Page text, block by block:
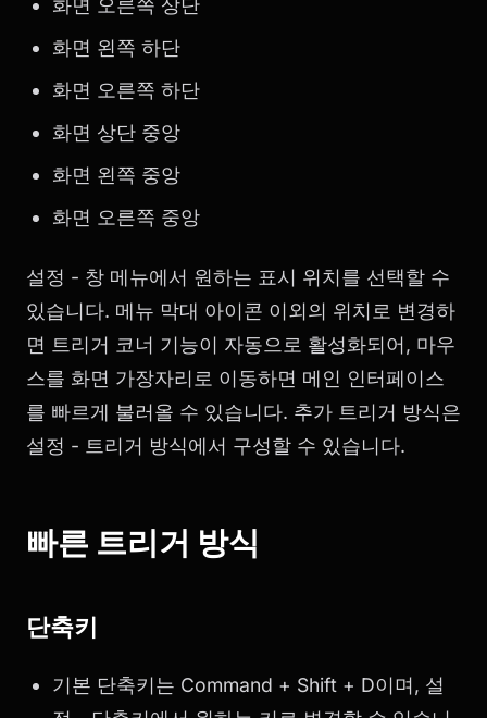
화면 오른쪽 상단
화면 왼쪽 하단
화면 오른쪽 하단
화면 상단 중앙
화면 왼쪽 중앙
화면 오른쪽 중앙
설정 - 창 메뉴에서 원하는 표시 위치를 선택할 수
있습니다. 메뉴 막대 아이콘 이외의 위치로 변경하
면 트리거 코너 기능이 자동으로 활성화되어, 마우
스를 화면 가장자리로 이동하면 메인 인터페이스
를 빠르게 불러올 수 있습니다. 추가 트리거 방식은
설정 - 트리거 방식에서 구성할 수 있습니다.
빠른 트리거 방식
단축키
기본 단축키는 Command + Shift + D이며, 설